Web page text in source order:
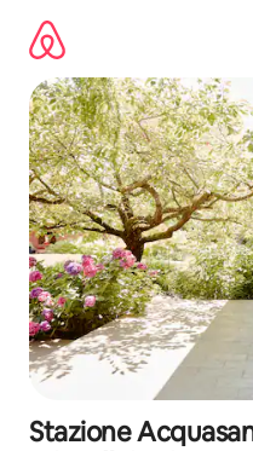
sadržaj
Stazione